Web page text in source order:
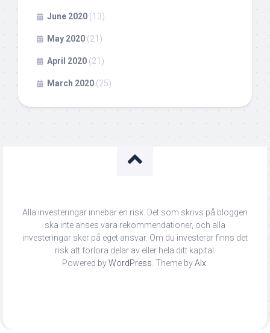
June 2020 (13)
May 2020 (21)
April 2020 (21)
March 2020 (25)
Alla investeringar innebär en risk. Det som skrivs på bloggen
ska inte anses vara rekommendationer, och alla
investeringar sker på eget ansvar. Om du investerar finns det
risk att förlora delar av eller hela ditt kapital.
Powered byWordPress . Theme byAlx